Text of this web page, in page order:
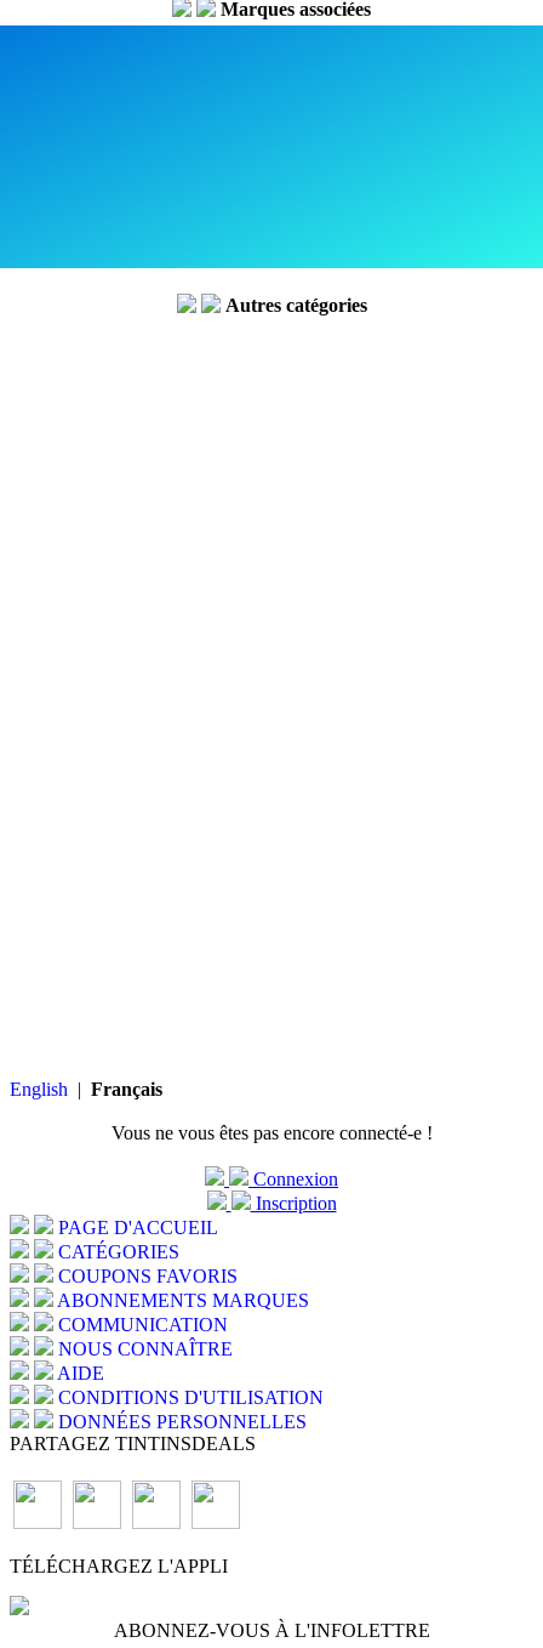
Marques associées
Autres catégories
English | Français
Vous ne vous êtes pas encore connecté-e !
Connexion
Inscription
PAGE D'ACCUEIL
CATÉGORIES
COUPONS FAVORIS
ABONNEMENTS MARQUES
COMMUNICATION
NOUS CONNAÎTRE
AIDE
CONDITIONS D'UTILISATION
DONNÉES PERSONNELLES
PARTAGEZ TINTINSDEALS
TÉLÉCHARGEZ L'APPLI
ABONNEZ-VOUS À L'INFOLETTRE